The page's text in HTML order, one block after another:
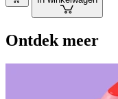
Ontdek meer